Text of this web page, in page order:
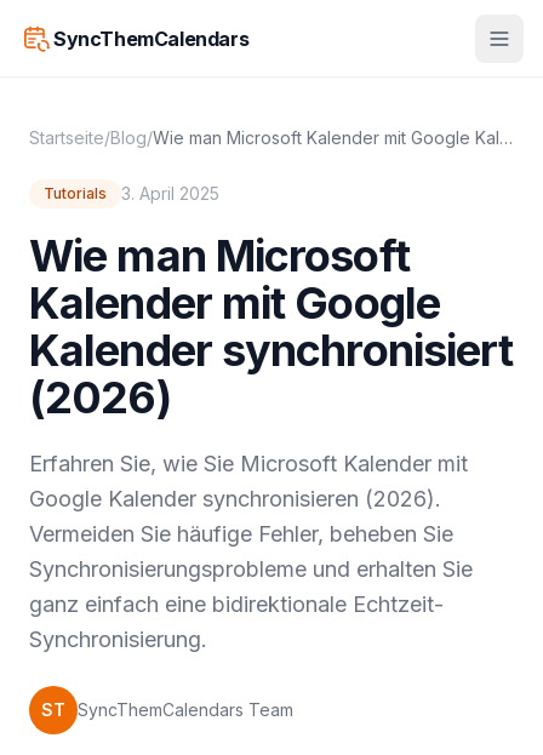
SyncThemCalendars
Startseite/Blog/ Wie man Microsoft Kalender mit Google Kalender synchronisiert (2026)
Tutorials 3. April 2025
Wie man Microsoft
Kalender mit Google
Kalender synchronisiert
(2026)
Erfahren Sie, wie Sie Microsoft Kalender mit
Google Kalender synchronisieren (2026).
Vermeiden Sie häufige Fehler, beheben Sie
Synchronisierungsprobleme und erhalten Sie
ganz einfach eine bidirektionale Echtzeit-
Synchronisierung.
ST SyncThemCalendars Team